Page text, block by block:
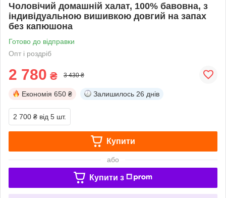
Чоловічий домашній халат, 100% бавовна, з
індивідуальною вишивкою довгий на запах
без капюшона
Готово до відправки
Опт і роздріб
2 780 ₴ 3 430 ₴
Економія 650 ₴ Залишилось 26 днів
2 700 ₴ від 5 шт.
Купити
або
Купити з